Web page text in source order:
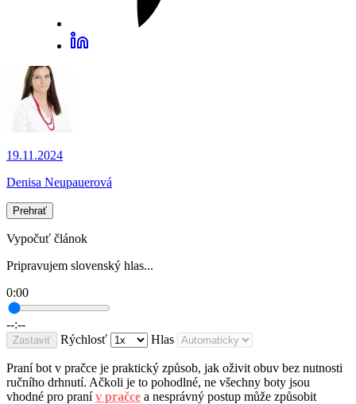
19.11.2024
Denisa Neupauerová
Prehrať
Vypočuť článok
Pripravujem slovenský hlas...
0:00
--:--
Zastaviť Rýchlosť Hlas
Praní bot v pračce je praktický způsob, jak oživit obuv bez nutnosti
ručního drhnutí. Ačkoli je to pohodlné, ne všechny boty jsou
vhodné pro pranív pračce a nesprávný postup může způsobit